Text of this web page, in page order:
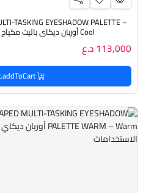
TASKING EYESHADOW PALETTE –
Cool أوربان ديكاي باليت مكياج الوجه متعدد الاستخدامات
113,000 د.ع
productList.addToCart